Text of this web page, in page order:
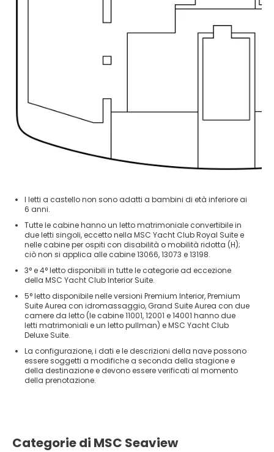
I letti a castello non sono adatti a bambini di età inferiore ai
6 anni.
Tutte le cabine hanno un letto matrimoniale convertibile in
due letti singoli, eccetto nella MSC Yacht Club Royal Suite e
nelle cabine per ospiti con disabilità o mobilità ridotta (H);
ciò non si applica alle cabine 13066, 13073 e 13198.
3° e 4° letto disponibili in tutte le categorie ad eccezione
della MSC Yacht Club Interior Suite.
5° letto disponibile nelle versioni Premium Interior, Premium
Suite Aurea con idromassaggio, Grand Suite Aurea con due
camere da letto (le cabine 11001, 12001 e 14001 hanno due
letti matrimoniali e un letto pullman) e MSC Yacht Club
Deluxe Suite.
La configurazione, i dati e le descrizioni della nave possono
essere soggetti a modifiche a seconda della stagione e
della destinazione e devono essere verificati al momento
della prenotazione.
Categorie di MSC Seaview